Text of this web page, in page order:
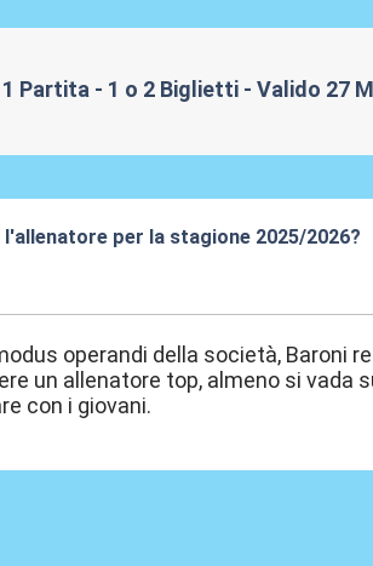
Partita - 1 o 2 Biglietti - Valido 27
per la stagione 2025/2026?
operandi della società, Baroni
un allenatore top, almeno si vada
con i giovani.